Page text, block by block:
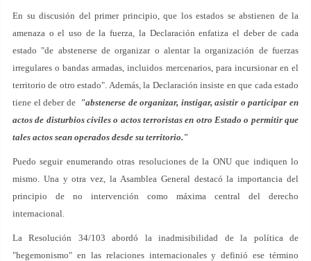
En su discusión del primer principio, que los estados se abstienen de la
amenaza o el uso de la fuerza, la Declaración enfatiza el deber de cada
estado "de abstenerse de organizar o alentar la organización de fuerzas
irregulares o bandas armadas, incluidos mercenarios, para incursionar en el
territorio de otro estado". Además, la Declaración insiste en que cada estado
tiene el deber de "abstenerse de organizar, instigar, asistir o participar en
actos de disturbios civiles o actos terroristas en otro Estado o permitir que
tales actos sean operados desde su territorio."
Puedo seguir enumerando otras resoluciones de la ONU que indiquen lo
mismo. Una y otra vez, la Asamblea General destacó la importancia del
principio de no intervención como máxima central del derecho
internacional.
La Resolución 34/103 abordó la inadmisibilidad de la política de
"hegemonismo" en las relaciones internacionales y definió ese término